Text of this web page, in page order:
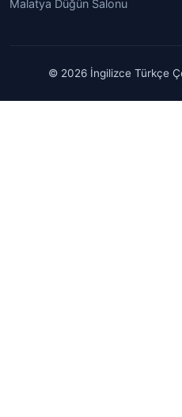
Malatya Düğün Salonu
© 2026 İngilizce Türkçe